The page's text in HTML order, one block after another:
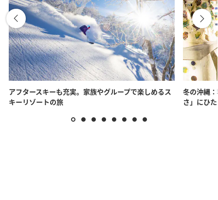
アフタースキーも充実。家族やグループで楽しめるス
キーリゾートの旅
冬の沖縄
さ」にひ